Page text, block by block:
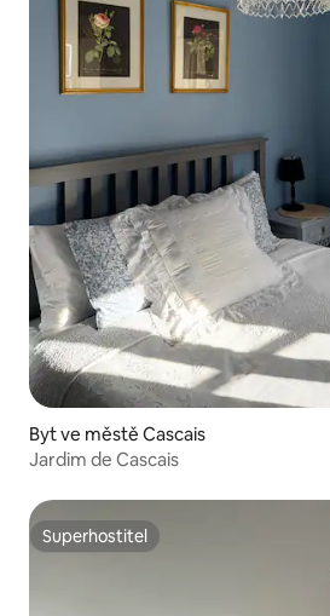
Byt ve městě Cascais
Jardim de Cascais
Superhostitel
Superhostitel